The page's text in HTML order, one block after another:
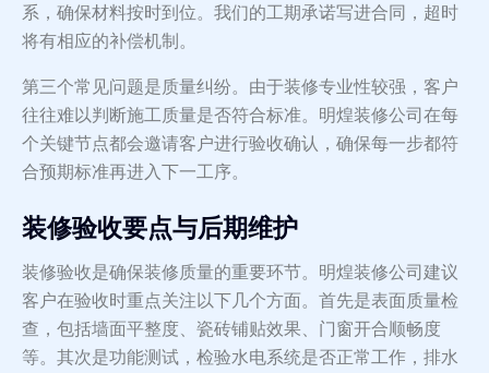
系，确保材料按时到位。我们的工期承诺写进合同，超时
将有相应的补偿机制。
第三个常见问题是质量纠纷。由于装修专业性较强，客户
往往难以判断施工质量是否符合标准。明煌装修公司在每
个关键节点都会邀请客户进行验收确认，确保每一步都符
合预期标准再进入下一工序。
装修验收要点与后期维护
装修验收是确保装修质量的重要环节。明煌装修公司建议
客户在验收时重点关注以下几个方面。首先是表面质量检
查，包括墙面平整度、瓷砖铺贴效果、门窗开合顺畅度
等。其次是功能测试，检验水电系统是否正常工作，排水